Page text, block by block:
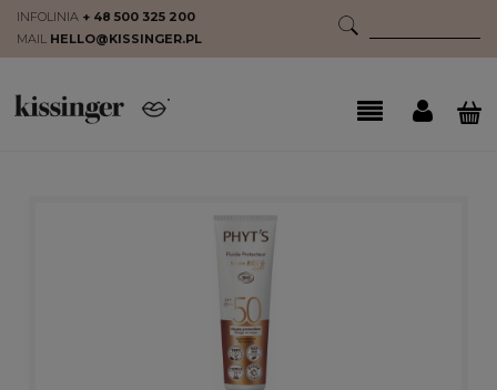
INFOLINIA + 48 500 325 200
MAIL HELLO@KISSINGER.PL